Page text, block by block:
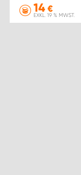
14 €
EXKL. 19 % MWST.